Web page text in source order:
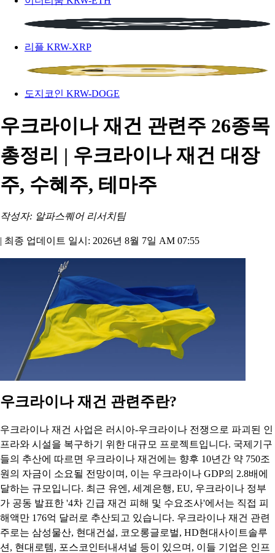
리플 KRW-XRP
도지코인 KRW-DOGE
우크라이나 재건 관련주 26종목
총정리 | 우크라이나 재건 대장
주, 수혜주, 테마주
작성자: 알파스퀘어 리서치팀
| 최종 업데이트 일시: 2026년 8월 7일 AM 07:55
우크라이나 재건 관련주란?
우크라이나 재건 사업은 러시아-우크라이나 전쟁으로 파괴된 인
프라와 시설을 복구하기 위한 대규모 프로젝트입니다. 국제기구
들의 추산에 따르면 우크라이나 재건에는 향후 10년간 약 750조
원의 자금이 소요될 전망이며, 이는 우크라이나 GDP의 2.8배에
달하는 규모입니다. 최근 유엔, 세계은행, EU, 우크라이나 정부
가 공동 발표한 '4차 긴급 재건 피해 및 수요조사'에서는 직접 피
해액만 176억 달러로 추산되고 있습니다. 우크라이나 재건 관련
주로는 삼성물산, 현대건설, 코오롱글로벌, HD현대사이트솔루
션, 현대로템, 포스코인터내셔널 등이 있으며, 이들 기업은 인프